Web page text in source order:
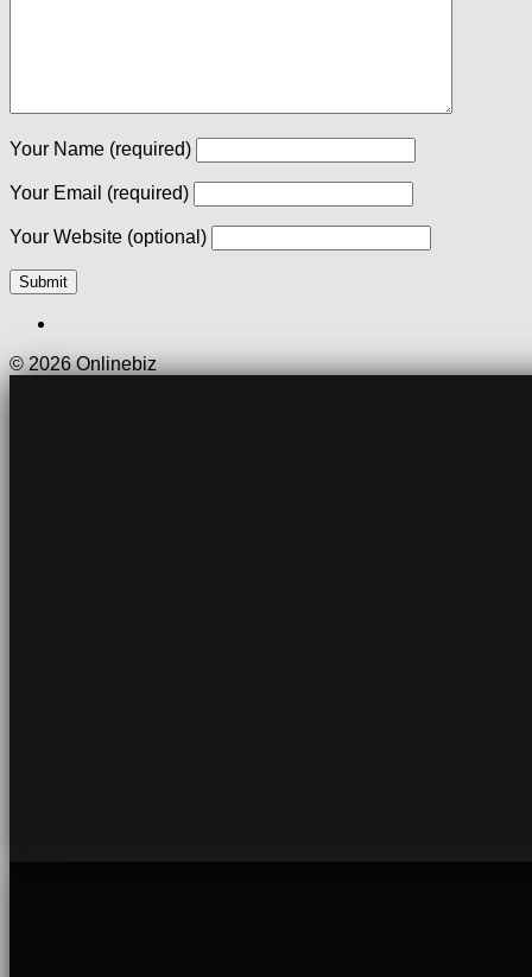
Your Name (required)
Your Email (required)
Your Website (optional)
© 2026 Onlinebiz